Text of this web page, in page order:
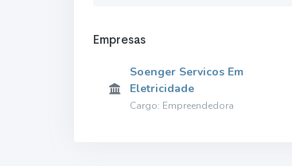
Empresas
Soenger Servicos Em
Eletricidade
Cargo: Empreendedora